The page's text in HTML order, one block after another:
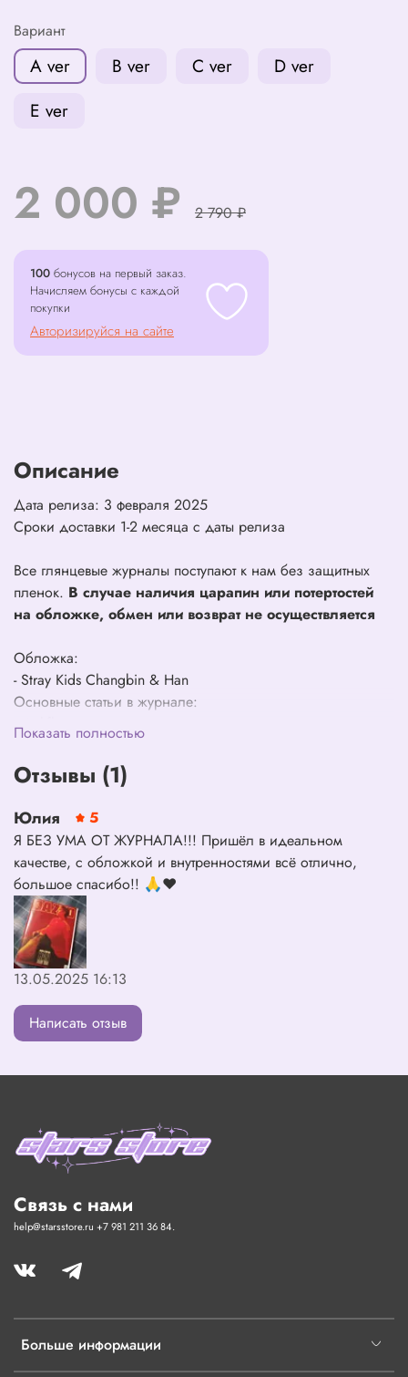
Вариант
A ver B ver C ver
D ver
E ver
2 000 ₽ 2 790 ₽
100 бонусов на первый заказ.
Начисляем бонусы с каждой
покупки
Авторизируйся на сайте
Описание
Дата релиза: 3 февраля 2025
Сроки доставки 1-2 месяца с даты релиза
Все глянцевые журналы поступают к нам без защитных
пленок. В случае наличия царапин или потертостей
на обложке, обмен или возврат не осуществляется
Обложка:
- Stray Kids Changbin & Han
Основные статьи в журнале:
- Kickflip
Junwoo, Binghwa, Andy, Jeong Seyun (Project 7)
- Lee Jongwon
- CPCA
- Lee Sangheon
- Han Jiin
- Moon Woojin
Показать полностью
Отзывы (1)
Юлия
5
Я БЕЗ УМА ОТ ЖУРНАЛА!!! Пришёл в идеальном
качестве, с обложкой и внутренностями всё отлично,
большое спасибо!! 🙏❤️
13.05.2025 16:13
Написать отзыв
Больше информации
Связь с нами
help@starsstore.ru +7 981 211 36 84.